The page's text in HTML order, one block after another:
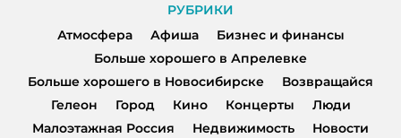
РУБРИКИ
Атмосфера
Афиша
Бизнес и финансы
Больше хорошего в Апрелевке
Больше хорошего в Новосибирске
Возвращайся
Гелеон
Город Кино Концерты
Люди
Малоэтажная Россия
Недвижимость
Новости